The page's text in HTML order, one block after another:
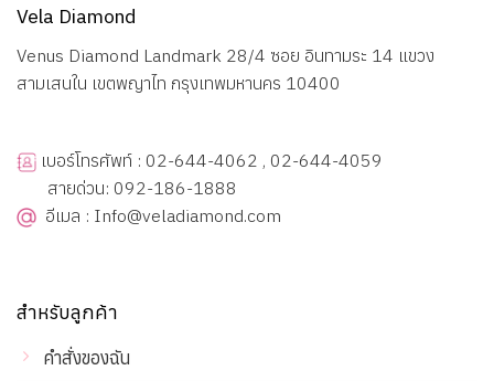
สำหรับลูกค้า
คำสั่งของฉัน
Vela Diamond
Venus Diamond Landmark 28/4 ซอย อินทามระ 14 แขวง
สามเสนใน เขตพญาไท กรุงเทพมหานคร 10400
เบอร์โทรศัพท์ : 02-644-4062 , 02-644-4059
สายด่วน: 092-186-1888
อีเมล : Info@veladiamond.com